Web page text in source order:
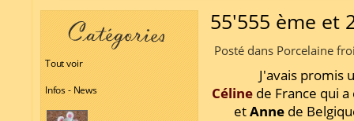
Tout voir
Infos - News
55'555 ème et
Posté dans Porcelaine
J'avais promis
Céline de France qui
etAnnede